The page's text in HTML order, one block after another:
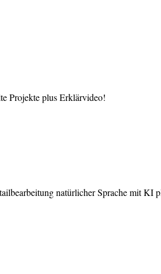
Projekte plus Erklärvideo!
natürlicher Sprache mit KI